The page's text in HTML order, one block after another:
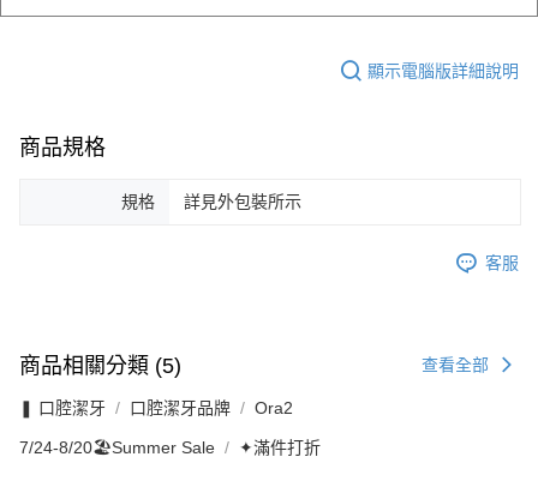
顯示電腦版詳細說明
商品規格
規格 詳見外包裝所示
客服
商品相關分類 (5) 查看全部
❚ 口腔潔牙 口腔潔牙品牌 Ora2
7/24-8/20🏖️Summer Sale ✦滿件打折